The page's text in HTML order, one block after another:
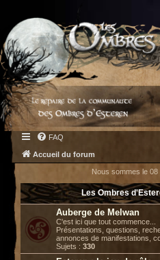
FAQ
Accueil du forum
Nous sommes le 08
Les Ombres
Auberge de Melwan
C'est ici que tout commence...
Présentations, questions,
annonces de manifestations,
Sujets : 330